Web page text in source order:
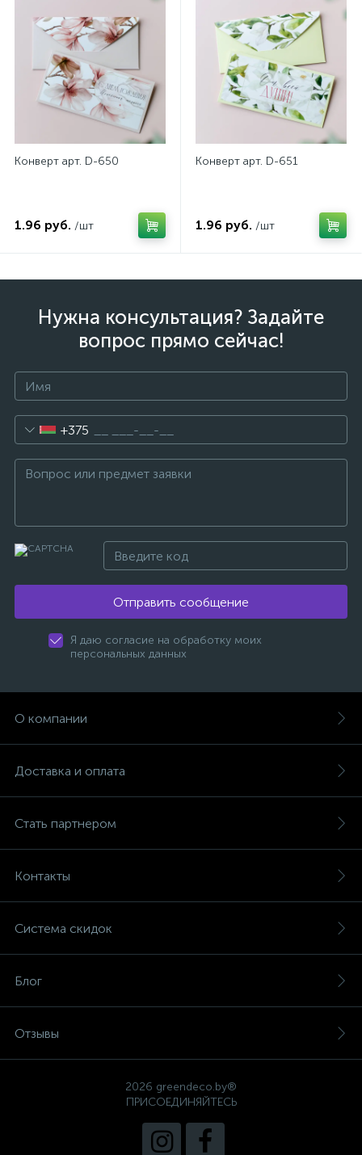
Конверт арт. D-650
1.96 руб. /шт
Конверт арт. D-651
1.96 руб. /шт
Нужна консультация? Задайте
вопрос прямо сейчас!
+375
Отправить сообщение
Я даю согласие на обработку моих
персональных данных
О компании
Доставка и оплата
Стать партнером
Контакты
Система скидок
Блог
Отзывы
2026 greendeco.by®
ПРИСОЕДИНЯЙТЕСЬ